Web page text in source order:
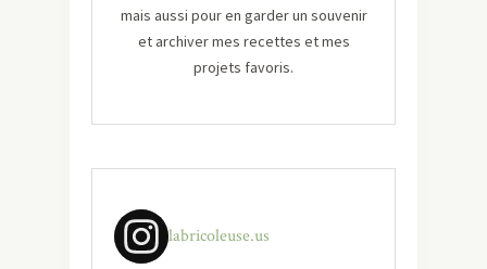
mais aussi pour en garder un souvenir
et archiver mes recettes et mes
projets favoris.
labricoleuse.us